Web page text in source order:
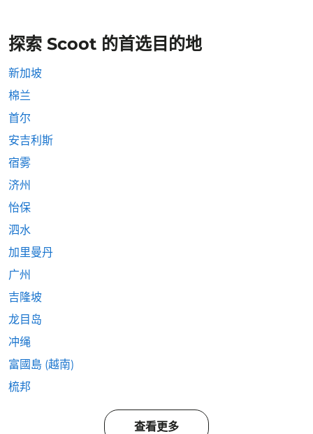
探索 Scoot 的首选目的地
新加坡
棉兰
首尔
安吉利斯
宿雾
济州
怡保
泗水
加里曼丹
广州
吉隆坡
龙目岛
冲绳
富國島 (越南)
梳邦
查看更多